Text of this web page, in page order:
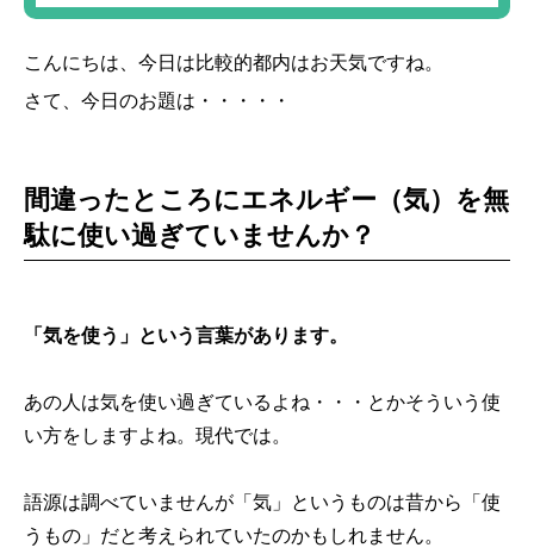
こんにちは、今日は比較的都内はお天気ですね。
さて、今日のお題は・・・・・
間違ったところにエネルギー（気）を無
駄に使い過ぎていませんか？
「気を使う」という言葉があります。
あの人は気を使い過ぎているよね・・・とかそういう使
い方をしますよね。現代では。
語源は調べていませんが「気」というものは昔から「使
うもの」だと考えられていたのかもしれません。